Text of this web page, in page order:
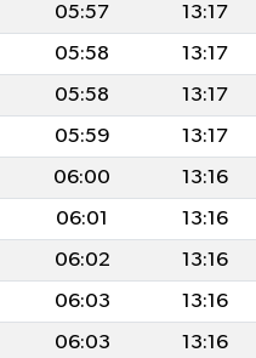
05:57 13:17
05:58 13:17
05:58 13:17
05:59 13:17
06:00 13:16
06:01 13:16
06:02 13:16
06:03 13:16
06:03 13:16